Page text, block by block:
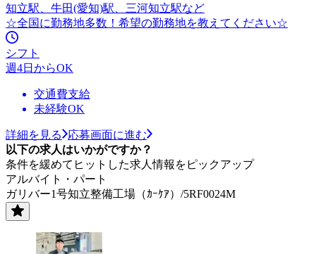
知立駅、牛田(愛知)駅、三河知立駅など
☆全国に勤務地多数！希望の勤務地を教えてください☆
シフト
週4日からOK
交通費支給
未経験OK
詳細を見る
応募画面に進む
以下の求人はいかがですか？
条件を緩めてヒットした求人情報をピックアップ
アルバイト・パート
ガリバー1号知立整備工場（ｶｰｹｱ）/5RF0024M